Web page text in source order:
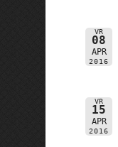
VR
08
APR
2016
VR
15
APR
2016